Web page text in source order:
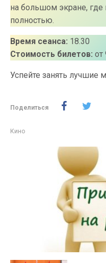
на большом экране, где
полностью.
Время сеанса: 18.30
Стоимость билетов: от
Успейте занять лучшие
Поделиться
Кино